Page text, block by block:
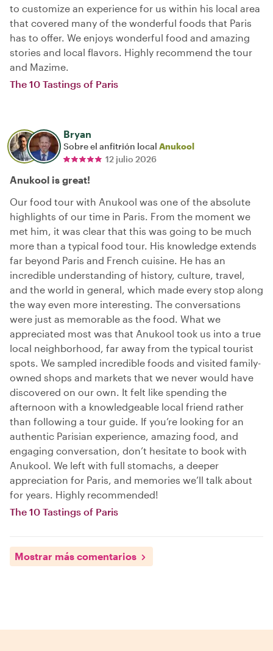
to customize an experience for us within his local area
that covered many of the wonderful foods that Paris
has to offer. We enjoys wonderful food and amazing
stories and local flavors. Highly recommend the tour
and Mazime.
The 10 Tastings of Paris
Bryan
Sobre el anfitrión local Anukool
12 julio 2026
Anukool is great!
Our food tour with Anukool was one of the absolute
highlights of our time in Paris. From the moment we
met him, it was clear that this was going to be much
more than a typical food tour. His knowledge extends
far beyond Paris and French cuisine. He has an
incredible understanding of history, culture, travel,
and the world in general, which made every stop along
the way even more interesting. The conversations
were just as memorable as the food. What we
appreciated most was that Anukool took us into a true
local neighborhood, far away from the typical tourist
spots. We sampled incredible foods and visited family-
owned shops and markets that we never would have
discovered on our own. It felt like spending the
afternoon with a knowledgeable local friend rather
than following a tour guide. If you’re looking for an
authentic Parisian experience, amazing food, and
engaging conversation, don’t hesitate to book with
Anukool. We left with full stomachs, a deeper
appreciation for Paris, and memories we’ll talk about
for years. Highly recommended!
The 10 Tastings of Paris
Mostrar más comentarios